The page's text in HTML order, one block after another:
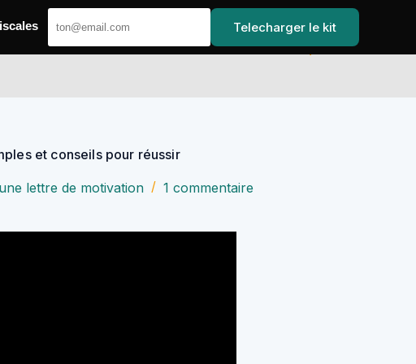
et conseils pour réussir
lettre de motivation 1 commentaire
Telecharger le kit